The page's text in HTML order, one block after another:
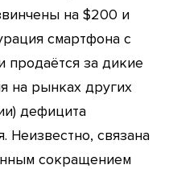
на $200 и
смартфона с
продаётся за дикие
на рынках других
дефицита
Неизвестно, связана
сокращением